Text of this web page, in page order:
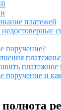
платежей
недостоверные
поручение?
платежное
поручение и